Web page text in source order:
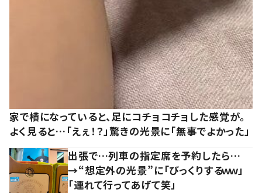
家で横になっていると、足にコチョコチョした感覚が。
よく見ると…「えぇ！？」驚きの光景に「無事でよかった」
出張で…列車の指定席を予約したら…
→“想定外の光景”に「びっくりするｗｗ」
「連れて行ってあげて笑」